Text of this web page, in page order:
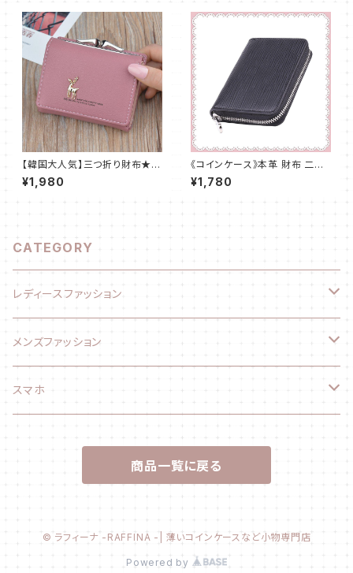
【韓国大人気】三つ折り財布★コ
ンパクト★オシャレで可愛い★レ
ディース★ベージュ@
¥1,980
《コインケース》本革 財布 二つ
折り レディースメンズ ブラック
¥1,780
CATEGORY
レディースファッション
ファッション小物
長財布
メンズファッション
ファッション小物
トートバッグ
スマホ
商品一覧に戻る
© ラフィーナ -RAFFINA -| 薄いコインケースなど小物専門店
Powered by